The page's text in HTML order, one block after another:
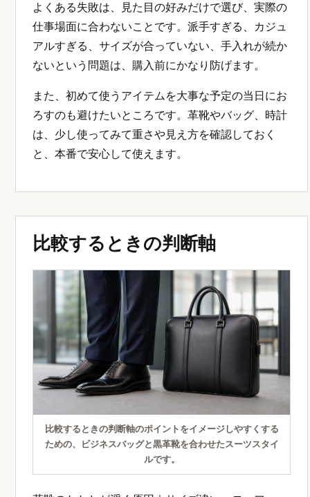
よくある失敗は、見た目の好みだけで選び、実際の
仕事場面に合わないことです。派手すぎる、カジュ
アルすぎる、サイズが合っていない、手入れが続か
ないという問題は、購入前にかなり防げます。
また、初めて使うアイテムを大事な予定の当日にお
ろすのも避けたいところです。革靴やバッグ、時計
は、少し使ってみて重さや見え方を確認しておく
と、本番で安心して使えます。
比較するときの判断軸
比較するときの判断軸のポイントをイメージしやすくする
ための、ビジネスバッグと黒革靴を合わせたスーツスタイ
ルです。